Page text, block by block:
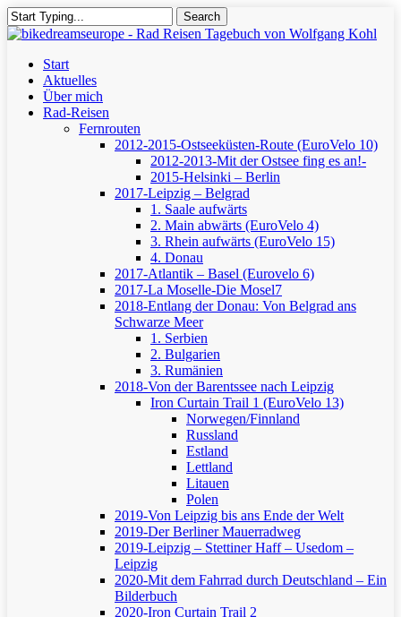
Skip
to
content
Search
Close
Menu
Start
Aktuelles
Über mich
Rad-Reisen
Fernrouten
2012-2015-Ostseeküsten-Route (EuroVelo 10)
2012-2013-Mit der Ostsee fing es an!-
2015-Helsinki – Berlin
2017-Leipzig – Belgrad
1. Saale aufwärts
2. Main abwärts (EuroVelo 4)
3. Rhein aufwärts (EuroVelo 15)
4. Donau
2017-Atlantik – Basel (Eurovelo 6)
2017-La Moselle-Die Mosel7
2018-Entlang der Donau: Von Belgrad ans
Schwarze Meer
1. Serbien
2. Bulgarien
3. Rumänien
2018-Von der Barentssee nach Leipzig
Iron Curtain Trail 1 (EuroVelo 13)
Norwegen/Finnland
Russland
Estland
Lettland
Litauen
Polen
2019-Von Leipzig bis ans Ende der Welt
2019-Der Berliner Mauerradweg
2019-Leipzig – Stettiner Haff – Usedom –
Leipzig
2020-Mit dem Fahrrad durch Deutschland – Ein
Bilderbuch
2020-Iron Curtain Trail 2